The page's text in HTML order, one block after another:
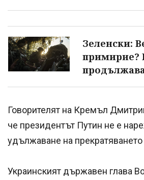
Зеленски:
примирие?
Говорителят на Кремъл
че президентът Путин не е
удължаване на прекратяването
Украинският държавен глава